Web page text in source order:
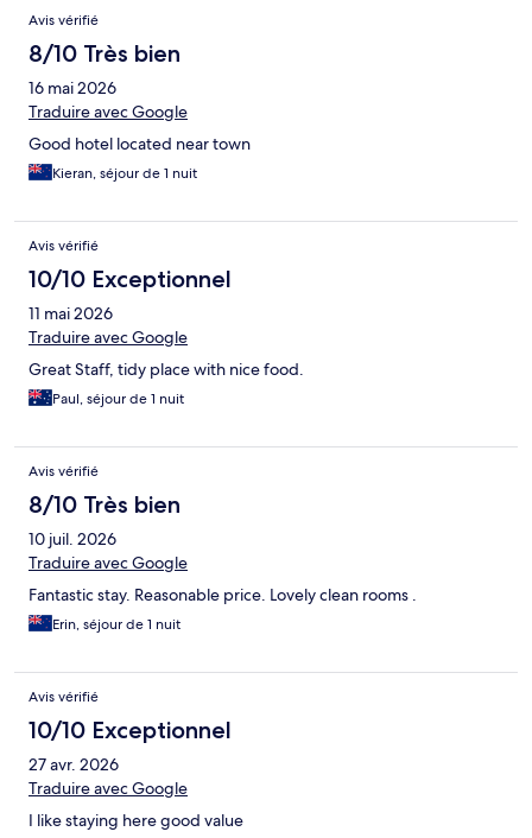
Avis vérifié
8/10 Très bien
16 mai 2026
Traduire avec Google
Good hotel located near town
Kieran, séjour de 1 nuit
Avis vérifié
10/10 Exceptionnel
11 mai 2026
Traduire avec Google
Great Staff, tidy place with nice food.
Paul, séjour de 1 nuit
Avis vérifié
8/10 Très bien
10 juil. 2026
Traduire avec Google
Fantastic stay. Reasonable price. Lovely clean rooms .
Erin, séjour de 1 nuit
Avis vérifié
10/10 Exceptionnel
27 avr. 2026
Traduire avec Google
I like staying here good value